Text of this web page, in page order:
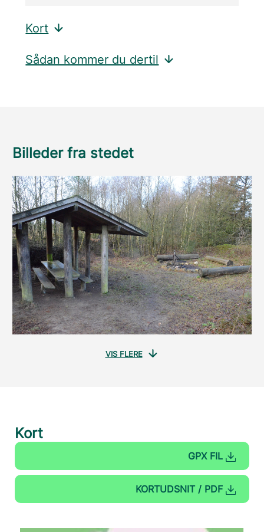
Kort
Sådan kommer du dertil
Billeder fra stedet
VIS FLERE
Kort
GPX FIL
KORTUDSNIT / PDF